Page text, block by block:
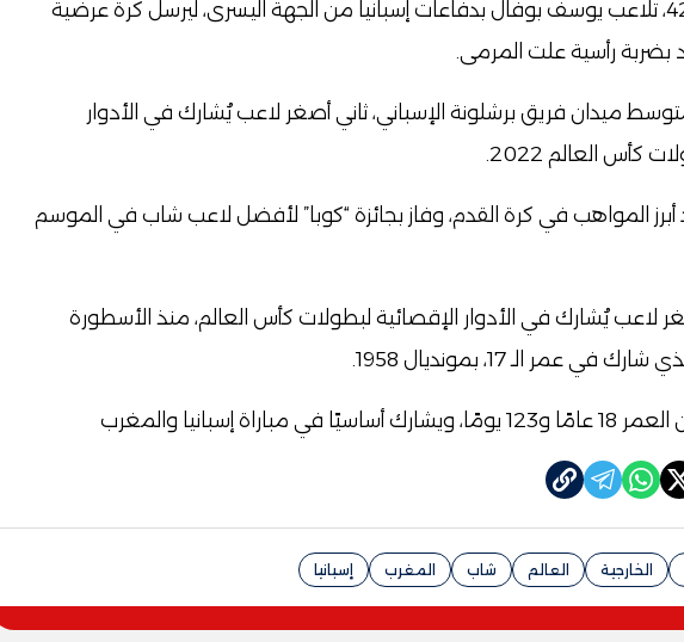
وفي الدقيقة 42، تلاعب يوسف بوفال بدفاعات إسبانيا من الجهة اليسرى، ليرسل كرة عرضية
بضربة رأسية علت المرمى.
ميدان فريق برشلونة الإسباني، ثاني أصغر لاعب يُشارك في الأدوار
كأس العالم 2022.
المواهب في كرة القدم، وفاز بجائزة “كوبا” لأفضل لاعب شاب في الموسم
لاعب يُشارك في الأدوار الإقصائية لبطولات كأس العالم، منذ الأسطورة
في عمر الـ 17، بمونديال 1958.
مباراة إسبانيا والمغرب
الخارجية العالم شاب المغرب إسبانيا